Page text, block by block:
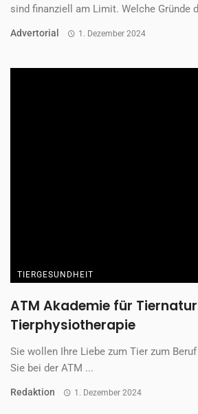
sind finanziell am Limit. Welche Gründe
Advertorial 1. Dezember 2024
TIERGESUNDHEIT
ATM Akademie für
Tierphysiotherapie
Sie wollen Ihre Liebe zum Tier zum
Sie bei der ATM ...
Redaktion 1. Dezember 2024